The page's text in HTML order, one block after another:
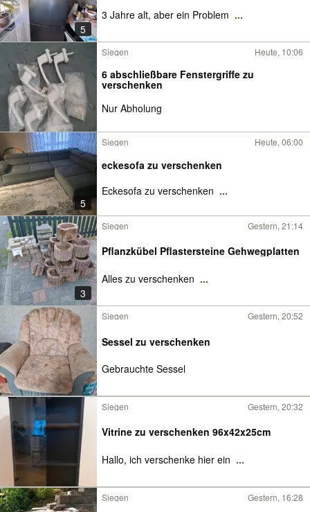
5
3 Jahre alt, aber ein Problem ...
Siegen Heute, 10:06
6 abschließbare Fenstergriffe zu
verschenken
Nur Abholung
5
Siegen Heute, 06:00
eckesofa zu verschenken
Eckesofa zu verschenken ...
3
Siegen Gestern, 21:14
Pflanzkübel Pflastersteine Gehwegplatten
Alles zu verschenken ...
Siegen Gestern, 20:52
Sessel zu verschenken
Gebrauchte Sessel
Siegen Gestern, 20:32
Vitrine zu verschenken 96x42x25cm
Hallo, ich verschenke hier ein ...
Siegen Gestern, 16:28